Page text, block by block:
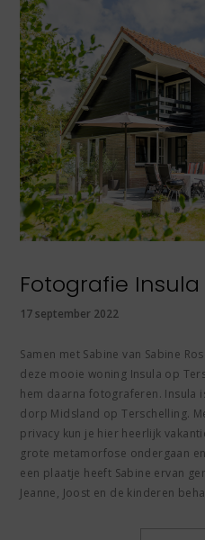
Fotografie
17 september 2022
Samen met Sabine van Sabine
deze mooie woning Insula op
hem daarna fotograferen. Insula
dorp Midsland op Terschelling.
privacy kun je hier heerlijk
grote metamorfose ondergaan
een plaatje heeft Sabine ervan
Jeanne, Joost en de kinderen